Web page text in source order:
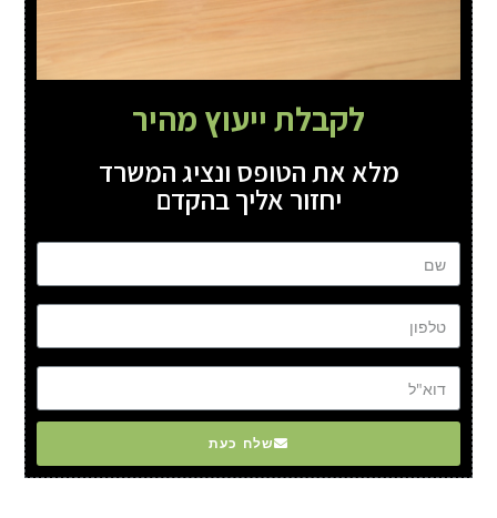
לקבלת ייעוץ מהיר
מלא את הטופס ונציג המשרד
יחזור אליך בהקדם
שלח כעת